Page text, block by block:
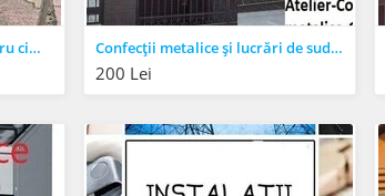
Vând - Suport lumanari,pentru cimitir.Constanta - pret 150 lei Confecții metalice și lucrări de sudură,numai sudura electrică
200 Lei